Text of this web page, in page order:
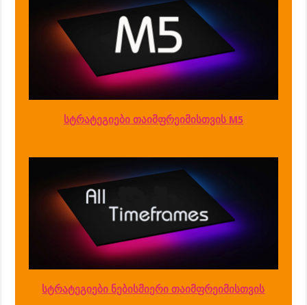
სტრატეგიები თაიმფრეიმისთვის M5
სტრატეგიები ნებისმიერი თაიმფრეიმისთვის